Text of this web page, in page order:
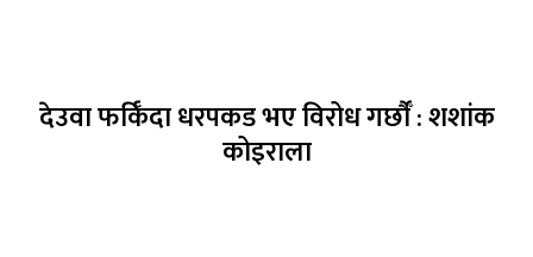
देउवा फर्किँदा धरपकड भए विरोध गर्छौँं : शशांक
कोइराला